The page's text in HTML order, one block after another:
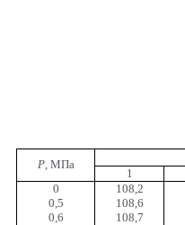
Р, МПа
1
0
108,2
0,5
108,6
0,6
108,7